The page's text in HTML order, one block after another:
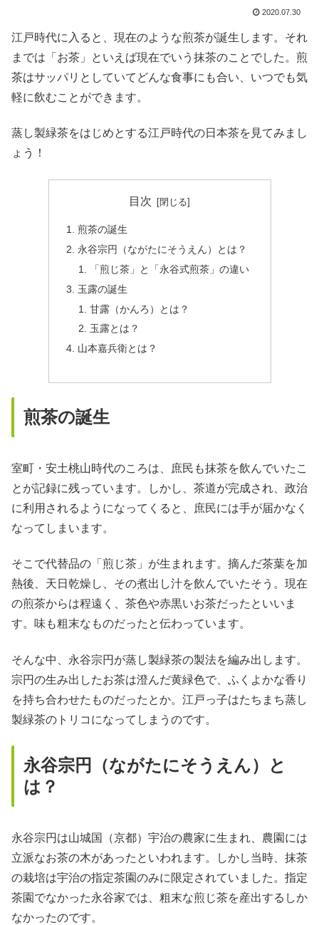
2020.07.30
江戸時代に入ると、現在のような煎茶が誕生します。それ
までは「お茶」といえば現在でいう抹茶のことでした。煎
茶はサッパリとしていてどんな食事にも合い、いつでも気
軽に飲むことができます。
蒸し製緑茶をはじめとする江戸時代の日本茶を見てみまし
ょう！
目次
煎茶の誕生
永谷宗円（ながたにそうえん）とは？
「煎じ茶」と「永谷式煎茶」の違い
玉露の誕生
甘露（かんろ）とは？
玉露とは？
山本嘉兵衛とは？
煎茶の誕生
室町・安土桃山時代のころは、庶民も抹茶を飲んでいたこ
とが記録に残っています。しかし、茶道が完成され、政治
に利用されるようになってくると、庶民には手が届かなく
なってしまいます。
そこで代替品の「煎じ茶」が生まれます。摘んだ茶葉を加
熱後、天日乾燥し、その煮出し汁を飲んでいたそう。現在
の煎茶からは程遠く、茶色や赤黒いお茶だったといいま
す。味も粗末なものだったと伝わっています。
そんな中、永谷宗円が蒸し製緑茶の製法を編み出します。
宗円の生み出したお茶は澄んだ黄緑色で、ふくよかな香り
を持ち合わせたものだったとか。江戸っ子はたちまち蒸し
製緑茶のトリコになってしまうのです。
永谷宗円（ながたにそうえん）と
は？
永谷宗円は山城国（京都）宇治の農家に生まれ、農園には
立派なお茶の木があったといわれます。しかし当時、抹茶
の栽培は宇治の指定茶園のみに限定されていました。指定
茶園でなかった永谷家では、粗末な煎じ茶を産出するしか
なかったのです。